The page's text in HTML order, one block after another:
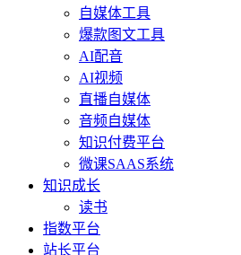
自媒体工具
爆款图文工具
AI配音
AI视频
直播自媒体
音频自媒体
知识付费平台
微课SAAS系统
知识成长
读书
指数平台
站长平台